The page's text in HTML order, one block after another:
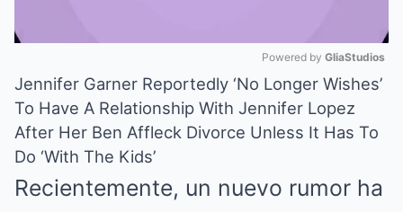
Mute
Powered by GliaStudios
Jennifer Garner Reportedly ‘No Longer Wishes’
To Have A Relationship With Jennifer Lopez
After Her Ben Affleck Divorce Unless It Has To
Do ‘With The Kids’
Recientemente, un nuevo rumor ha